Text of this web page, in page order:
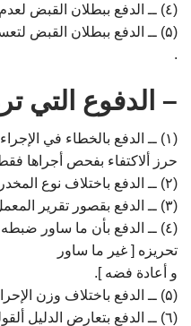
(٤) ــ الدفع ببطلان القبض لعدم توافر أدله كافية قوية ضد المتهم .
(۵) ــ الدفع ببطلان القبض
.
– الدفوع التي
(۱) ــ الدفع بالخطاء في
حرز ألاكتفاء بفحص أجراها
(۲) ــ الدفع باختلاف نوع المخدر وبيانات الإحراز .
(۳) ــ الدفع بقصور تقرير المعمل الجنائي .
(٤) ــ الدفع بأن ما ساور
تحريزه [ غير ما ساور
و أعادة فضه ].
(۵) ــ الدفع باختلاف وزن الإحراز .
(٦) ــ الدفع بتعارض الدليل